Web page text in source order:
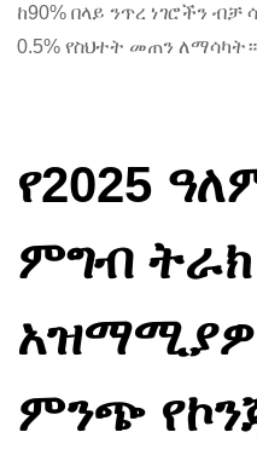
ከ90% በላይ ንጥረ ነገሮችን
0.5% የስህተት መጠን ለማሳካት።
የ2025
ምግብ ትራክ
ምንጭ